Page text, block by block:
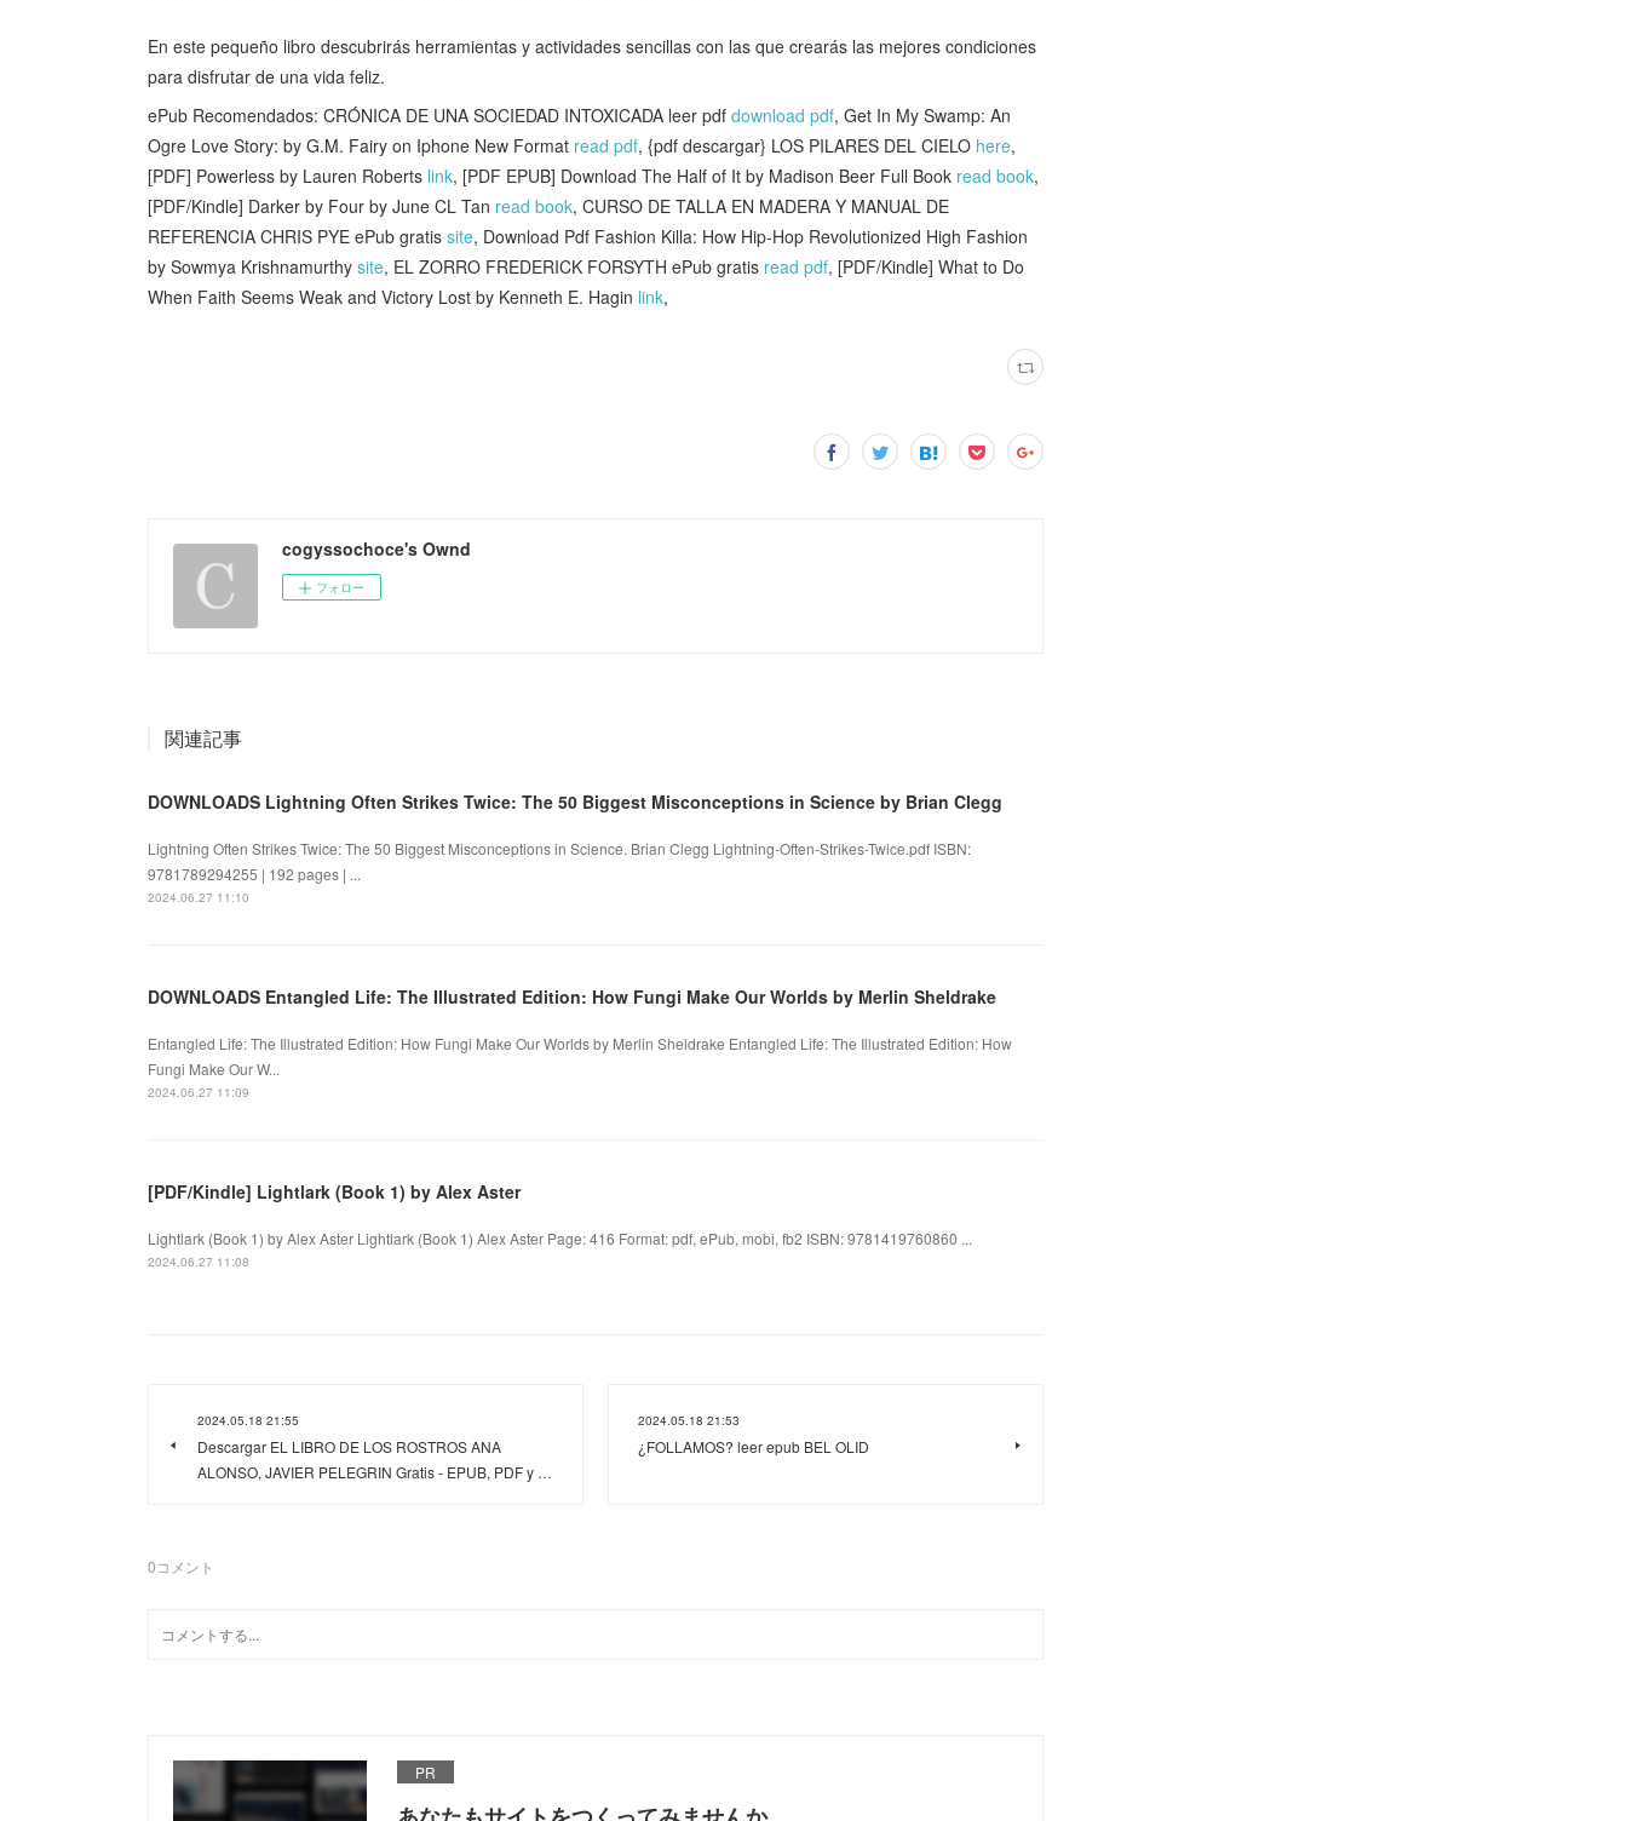
En este pequeño libro descubrirás herramientas y actividades sencillas con las que crearás las mejores condiciones
para disfrutar de una vida feliz.
ePub Recomendados: CRÓNICA DE UNA SOCIEDAD INTOXICADA leer pdf download pdf, Get In My Swamp: An
Ogre Love Story: by G.M. Fairy on Iphone New Format read pdf, {pdf descargar} LOS PILARES DEL CIELO here,
[PDF] Powerless by Lauren Roberts link, [PDF EPUB] Download The Half of It by Madison Beer Full Book read book,
[PDF/Kindle] Darker by Four by June CL Tan read book, CURSO DE TALLA EN MADERA Y MANUAL DE
REFERENCIA CHRIS PYE ePub gratis site, Download Pdf Fashion Killa: How Hip-Hop Revolutionized High Fashion
by Sowmya Krishnamurthy site, EL ZORRO FREDERICK FORSYTH ePub gratis read pdf, [PDF/Kindle] What to Do
When Faith Seems Weak and Victory Lost by Kenneth E. Hagin link,
cogyssochoce's Ownd
フォロー
関連記事
DOWNLOADS Lightning Often Strikes Twice: The 50 Biggest Misconceptions in Science by Brian Clegg
Lightning Often Strikes Twice: The 50 Biggest Misconceptions in Science. Brian Clegg Lightning-Often-Strikes-Twice.pdf ISBN:
9781789294255 | 192 pages | ...
2024.06.27 11:10
DOWNLOADS Entangled Life: The Illustrated Edition: How Fungi Make Our Worlds by Merlin Sheldrake
Entangled Life: The Illustrated Edition: How Fungi Make Our Worlds by Merlin Sheldrake Entangled Life: The Illustrated Edition: How
Fungi Make Our W...
2024.06.27 11:09
[PDF/Kindle] Lightlark (Book 1) by Alex Aster
Lightlark (Book 1) by Alex Aster Lightlark (Book 1) Alex Aster Page: 416 Format: pdf, ePub, mobi, fb2 ISBN: 9781419760860 ...
2024.06.27 11:08
2024.05.18 21:55
Descargar EL LIBRO DE LOS ROSTROS ANA
ALONSO, JAVIER PELEGRIN Gratis - EPUB, PDF y …
2024.05.18 21:53
¿FOLLAMOS? leer epub BEL OLID
0コメント
PR